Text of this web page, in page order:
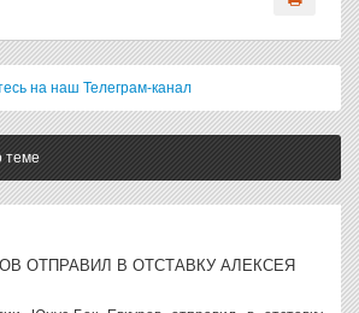
на наш Телеграм-канал
теме
ОТПРАВИЛ В ОТСТАВКУ АЛЕКСЕЯ